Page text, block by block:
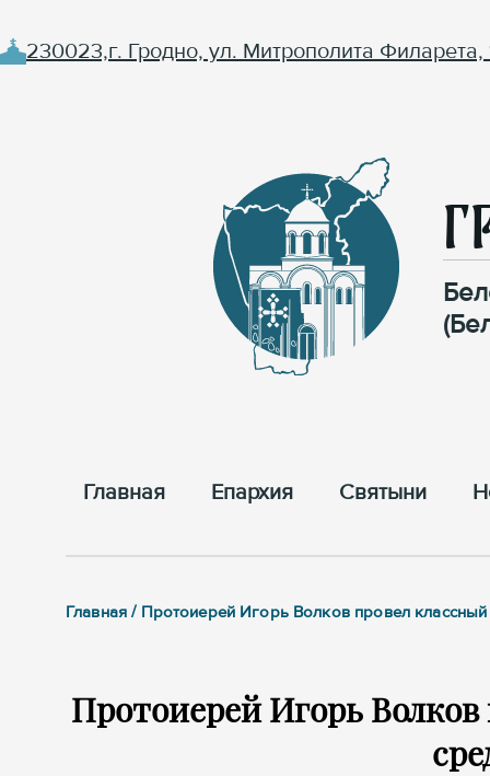
230023,г. Гродно, ул. Митрополита Филарета,
Главная Епархия Cвятыни
Главная / Протоиерей Игорь Волков провел
Протоиерей Игорь Волков